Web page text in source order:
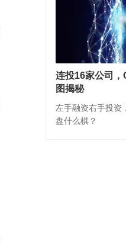
连投16家公司
图揭秘
左手融资右手投资
盘什么棋？